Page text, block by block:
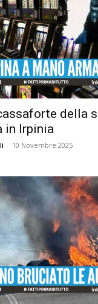
della
in Irpinia
- 10 Novembre 2025